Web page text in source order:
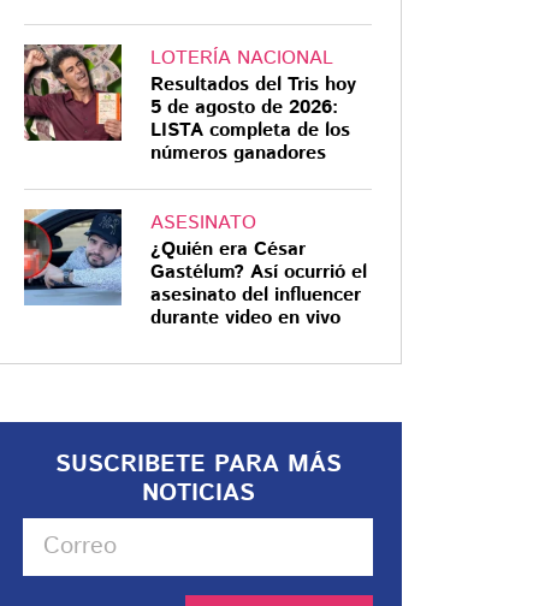
LOTERÍA NACIONAL
Resultados del Tris hoy
5 de agosto de 2026:
LISTA completa de los
números ganadores
ASESINATO
¿Quién era César
Gastélum? Así ocurrió el
asesinato del influencer
durante video en vivo
SUSCRIBETE PARA MÁS
NOTICIAS